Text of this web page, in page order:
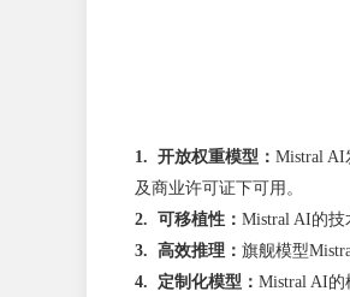
1. 开放权重模型： Mistral AI
及商业许可证下可用。
2. 可移植性： Mistral AI的技
3. 高效推理： 旗舰模型
4. 定制化模型： Mistral AI的